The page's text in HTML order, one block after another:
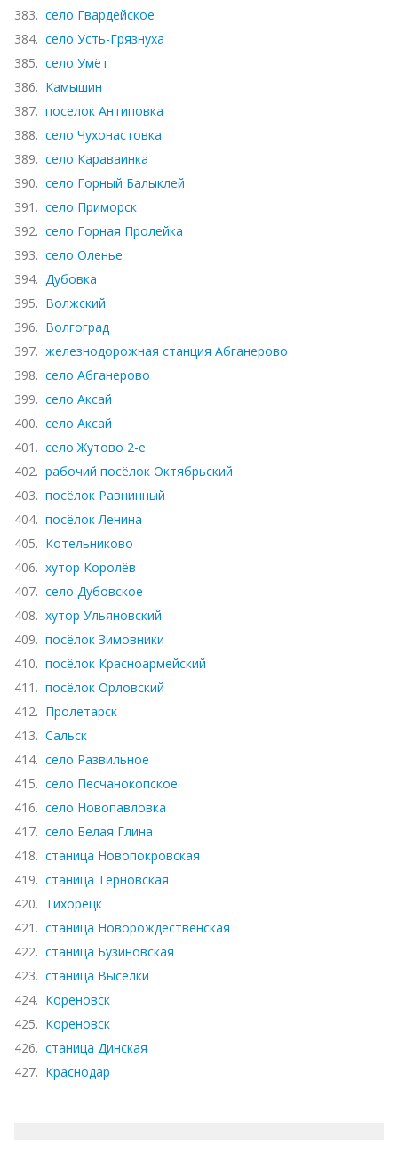
383. село Гвардейское
384. село Усть-Грязнуха
385. село Умёт
386. Камышин
387. поселок Антиповка
388. село Чухонастовка
389. село Караваинка
390. село Горный Балыклей
391. село Приморск
392. село Горная Пролейка
393. село Оленье
394. Дубовка
395. Волжский
396. Волгоград
397. железнодорожная станция Абганерово
398. село Абганерово
399. село Аксай
400. село Аксай
401. село Жутово 2-е
402. рабочий посёлок Октябрьский
403. посёлок Равнинный
404. посёлок Ленина
405. Котельниково
406. хутор Королёв
407. село Дубовское
408. хутор Ульяновский
409. посёлок Зимовники
410. посёлок Красноармейский
411. посёлок Орловский
412. Пролетарск
413. Сальск
414. село Развильное
415. село Песчанокопское
416. село Новопавловка
417. село Белая Глина
418. станица Новопокровская
419. станица Терновская
420. Тихорецк
421. станица Новорождественская
422. станица Бузиновская
423. станица Выселки
424. Кореновск
425. Кореновск
426. станица Динская
427. Краснодар